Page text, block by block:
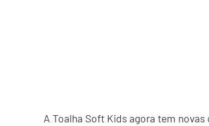
A Toalha Soft Kids agora tem